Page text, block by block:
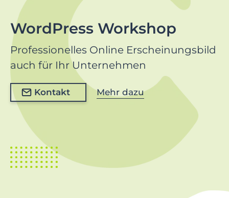
m
a
r
y
n
a
v
t
i
WordPress Workshop
Professionelles Online Erscheinungsbild
auch für Ihr Unternehmen
Kontakt Mehr dazu